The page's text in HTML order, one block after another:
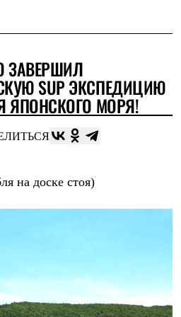
ЗАВЕРШИЛ
SUP ЭКСПЕДИЦИЮ
ЯПОНСКОГО МОРЯ!
на доске стоя)